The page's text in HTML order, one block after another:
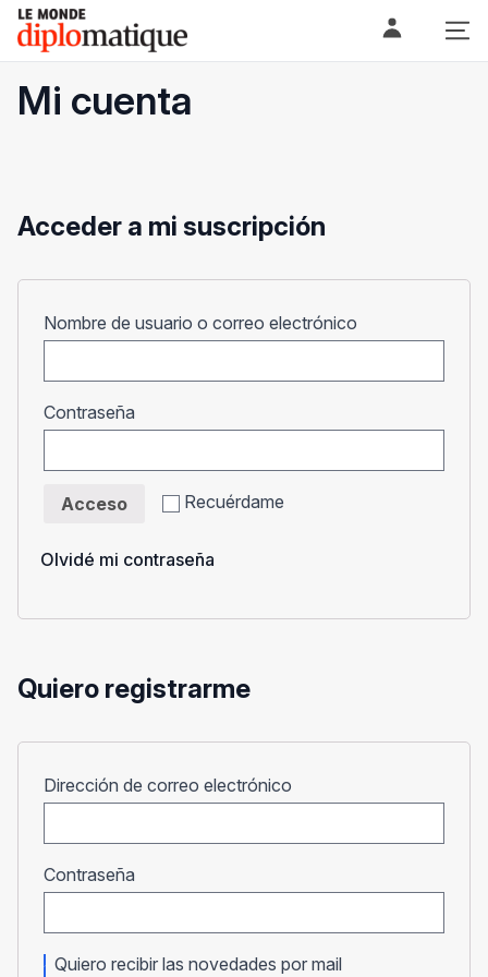
Skip
content
Le monde diplomatique
Mi cuenta
Acceder a mi suscripción
Nombre de usuario o correo electrónico
Contraseña
Recuérdame
Acceso
Olvidé mi contraseña
Quiero registrarme
Dirección de correo electrónico
Contraseña
Quiero recibir las novedades por mail